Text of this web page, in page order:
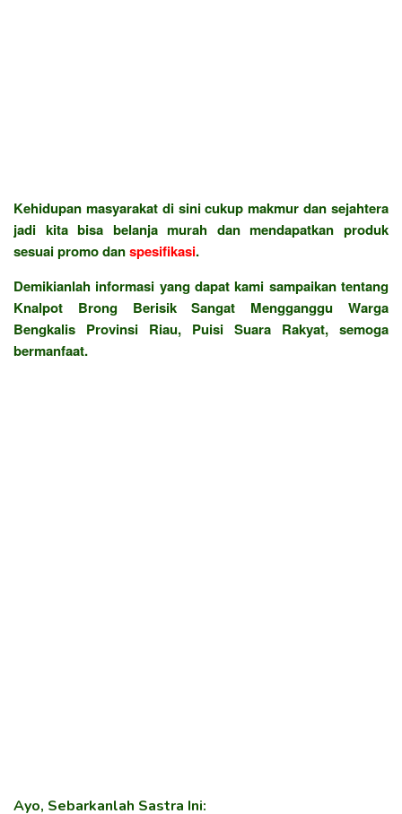
Kehidupan masyarakat di sini cukup makmur dan sejahtera
jadi kita bisa belanja murah dan mendapatkan produk
sesuai promo danspesifikasi.
Demikianlah informasi yang dapat kami sampaikan tentang
Knalpot Brong Berisik Sangat Mengganggu Warga
Bengkalis Provinsi Riau, Puisi Suara Rakyat, semoga
bermanfaat.
Ayo, Sebarkanlah Sastra Ini: